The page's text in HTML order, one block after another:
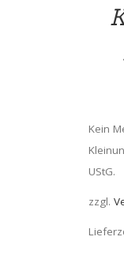
Kein
UStG.
zzgl.